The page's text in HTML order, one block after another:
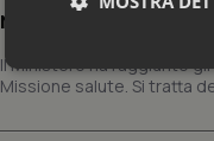
rendicontazione
Il Ministero ha raggiunto
Missione salute. Si tratta